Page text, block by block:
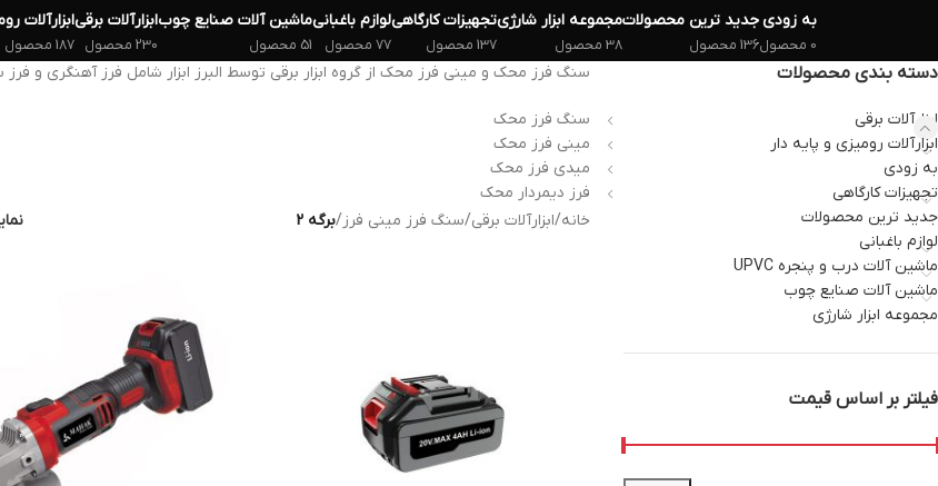
به زودی
0 محصول
جدید ترین محصولات
136 محصول
مجموعه ابزار شارژی
38 محصول
تجهیزات کارگاهی
137 محصول
لوازم باغبانی
77 محصول
ماشین آلات صنایع چوب
51 محصول
ابزارآلات برقی
230 محصول
ابزارآلات
187 محصول
دسته بندی محصولات
ابزارآلات برقی
ابزارآلات رومیزی و پایه دار
به زودی
تجهیزات کارگاهی
جدید ترین محصولات
لوازم باغبانی
ماشین آلات درب و پنجره UPVC
ماشین آلات صنایع چوب
مجموعه ابزار شارژی
فیلتر بر اساس قیمت
سنگ فرز محک و مینی فرز محک از گروه ابزار برقی توسط البرز ابزار شامل فرز آهنگری و
سنگ فرز محک
مینی فرز محک
میدی فرز محک
فرز دیمردار محک
خانه/ابزارآلات برقی/سنگ فرز مینی فرز/برگه 2